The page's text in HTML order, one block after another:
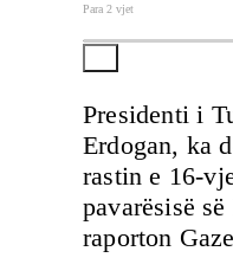
Para 2 vjet
Presidenti i
Erdogan, ka
rastin e 16-
pavarësisë
raporton